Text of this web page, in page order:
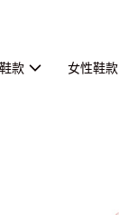
款 女性鞋款